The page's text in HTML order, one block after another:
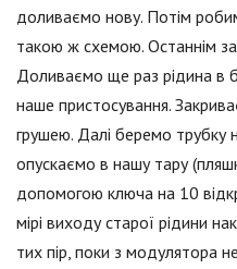
доливаємо нову. Потім
такою ж схемою. Останнім
Доливаємо ще раз рідина в
наше пристосування.
грушею. Далі беремо трубку
опускаємо в нашу тару
допомогою ключа на 10
мірі виходу старої рідини
тих пір, поки з модулятора